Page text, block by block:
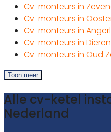
Cv-monteurs in
Cv-monteurs in
Cv-monteurs in
Cv-monteurs in Dieren
Cv-monteurs in Oud
Toon meer
Alle cv-ketel
Nederland